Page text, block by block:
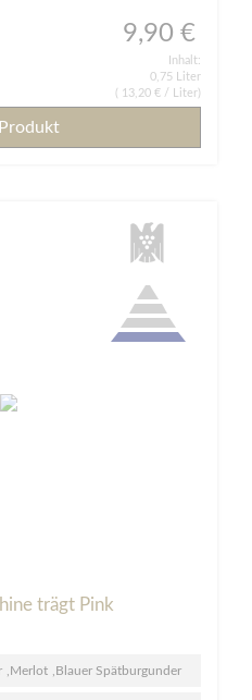
9,90 €
Inhalt:
0,75 Liter
13,20 € / Liter)
trägt Pink
Merlot Blauer Spätburgunder